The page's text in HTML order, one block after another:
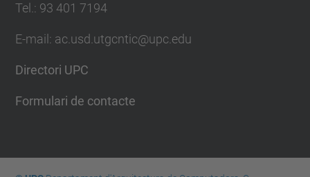
Tel.: 93 401 7194
E-mail: ac.usd.utgcntic@upc.edu
Directori UPC
Formulari de contacte